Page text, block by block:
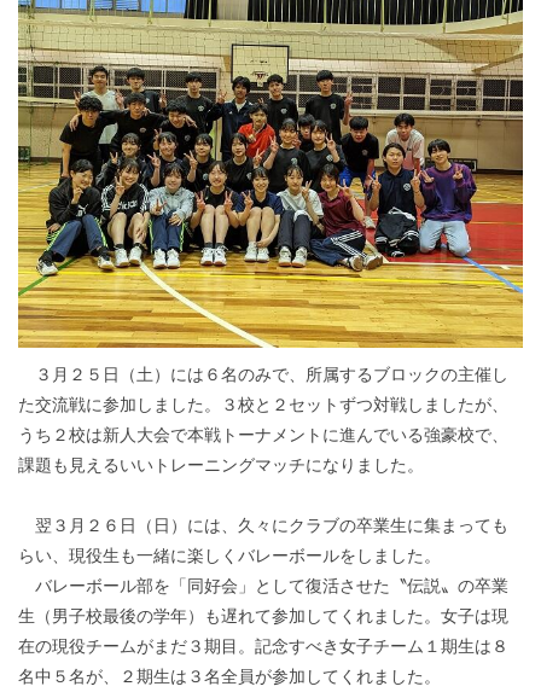
３月２５日（土）には６名のみで、所属するブロックの主催し
た交流戦に参加しました。３校と２セットずつ対戦しましたが、
うち２校は新人大会で本戦トーナメントに進んでいる強豪校で、
課題も見えるいいトレーニングマッチになりました。
翌３月２６日（日）には、久々にクラブの卒業生に集まっても
らい、現役生も一緒に楽しくバレーボールをしました。
バレーボール部を「同好会」として復活させた〝伝説〟の卒業
生（男子校最後の学年）も遅れて参加してくれました。女子は現
在の現役チームがまだ３期目。記念すべき女子チーム１期生は８
名中５名が、２期生は３名全員が参加してくれました。